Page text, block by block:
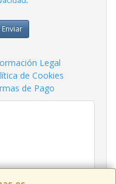
Enviar
Legal
de Cookies
de Pago